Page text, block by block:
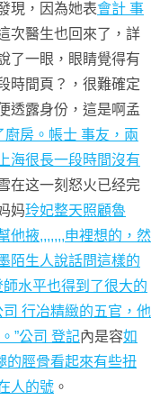
現，因為她表會計 事
次醫生也回來了，詳
了一眼，眼睛覺得有
時間頁？，很難確定
透露身份，這是啊孟
廚房。帳士 事友，兩
海很長一段時間沒有
在这一刻怒火已经完
妈玲妃整天照顧魯
他掖,,,,,,,申裡想的，然
陌生人說話問這樣的
水平也得到了很大的
司 行冶精緻的五官，他
。”公司 登記內是容如
的脛骨看起來有些扭
人的號 。